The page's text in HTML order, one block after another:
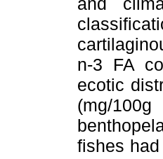
n-3 FA
ecotic
(mg/
fishes